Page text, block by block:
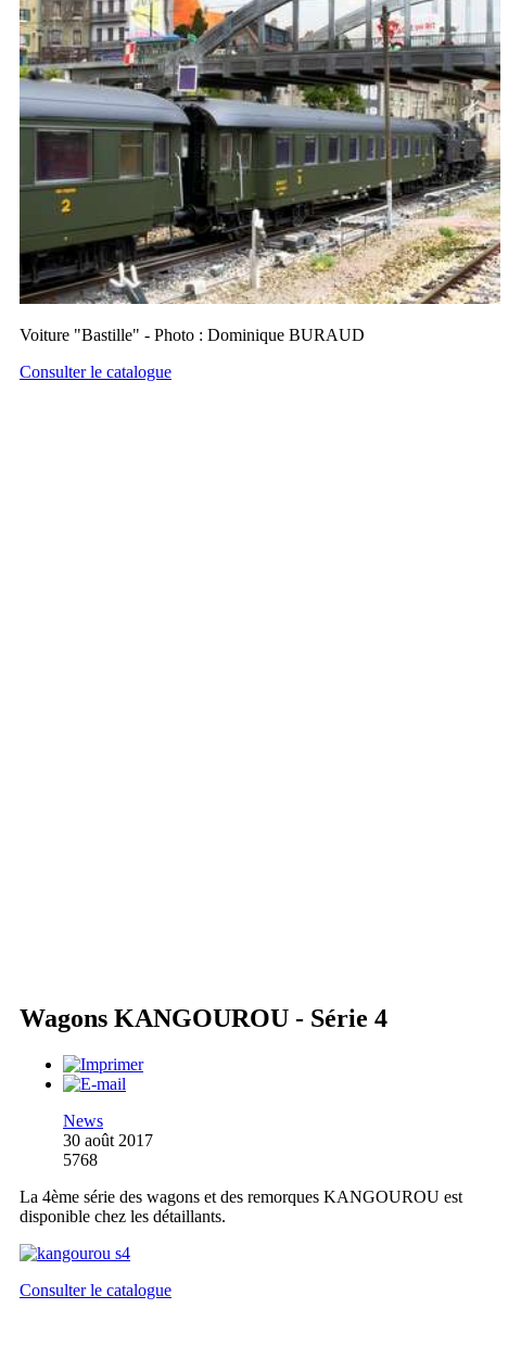
Voiture "Bastille" - Photo : Dominique BURAUD
Consulter le catalogue
Wagons KANGOUROU - Série 4
News
30 août 2017
5768
La 4ème série des wagons et des remorques KANGOUROU est
disponible chez les détaillants.
Consulter le catalogue